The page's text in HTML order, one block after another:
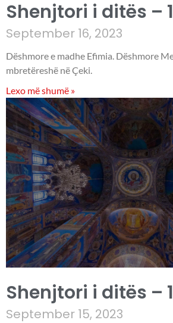
Shenjtori i ditës –
September 16, 2023
Dëshmore e madhe Efimia. Dëshmore
mbretëreshë në Çeki.
Lexo më shumë »
Shenjtori i ditës –
September 15, 2023